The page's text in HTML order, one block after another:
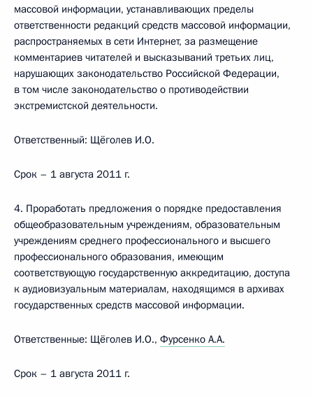
массовой информации, устанавливающих пределы
ответственности редакций средств массовой информации,
распространяемых в сети Интернет, за размещение
комментариев читателей и высказываний третьих лиц,
нарушающих законодательство Российской Федерации,
в том числе законодательство о противодействии
экстремистской деятельности.
Ответственный: Щёголев И.О.
Срок – 1 августа 2011 г.
4. Проработать предложения о порядке предоставления
общеобразовательным учреждениям, образовательным
учреждениям среднего профессионального и высшего
профессионального образования, имеющим
соответствующую государственную аккредитацию, доступа
к аудиовизуальным материалам, находящимся в архивах
государственных средств массовой информации.
Ответственные: Щёголев И.О., Фурсенко А.А.
Срок – 1 августа 2011 г.